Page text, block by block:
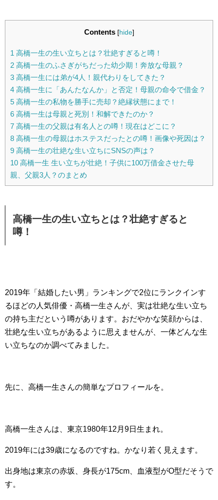
Contents [hide]
1 高橋一生の生い立ちとは？壮絶すぎると噂！
2 高橋一生のふさぎがちだった幼少期！奔放な母親？
3 高橋一生には弟が4人！親代わりをしてきた？
4 高橋一生に「あんたなんか」と否定！母親の命令で借金？
5 高橋一生の私物を勝手に売却？絶縁状態にまで！
6 高橋一生は母親と死別！和解できたのか？
7 高橋一生の父親は有名人との噂！現在はどこに？
8 高橋一生の母親はホステスだったとの噂！画像や死因は？
9 高橋一生の壮絶な生い立ちにSNSの声は？
10 高橋一生 生い立ちが壮絶！子供に100万借金させた母
親、父親3人？のまとめ
高橋一生の生い立ちとは？壮絶すぎると
噂！
2019年「結婚したい男」ランキングで2位にランクインす
るほどの人気俳優・高橋一生さんが、実は壮絶な生い立ち
の持ち主だという噂があります。おだやかな笑顔からは、
壮絶な生い立ちがあるように思えませんが、一体どんな生
い立ちなのか調べてみました。
先に、高橋一生さんの簡単なプロフィールを。
高橋一生さんは、東京1980年12月9日生まれ。
2019年には39歳になるのですね。かなり若く見えます。
出身地は東京の赤坂、身長が175cm、血液型がO型だそうで
す。